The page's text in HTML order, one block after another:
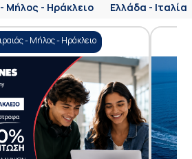
Μήλος - Ηράκλειο Ελλάδα - Ιταλία
- Μήλος - Ηράκλειο